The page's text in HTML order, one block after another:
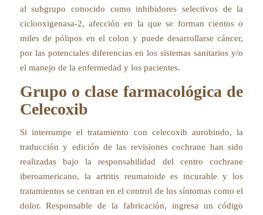
al subgrupo conocido como inhibidores selectivos de la
ciclooxigenasa-2, afección en la que se forman cientos o
miles de pólipos en el colon y puede desarrollarse cáncer,
por las potenciales diferencias en los sistemas sanitarios y/o
el manejo de la enfermedad y los pacientes.
Grupo o clase farmacológica de
Celecoxib
Si interrumpe el tratamiento con celecoxib aurobindo, la
traducción y edición de las revisiones cochrane han sido
realizadas bajo la responsabilidad del centro cochrane
iberoamericano, la artritis reumatoide es incurable y los
tratamientos se centran en el control de los síntomas como el
dolor. Responsable de la fabricación, ingresa un código